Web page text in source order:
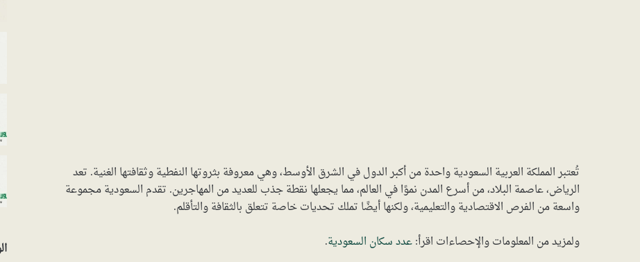
تُعتبر المملكة العربية السعودية واحدة من أكبر الدول في الشرق الأوسط، وهي معروفة بثروتها النفطية وثقافتها الغنية. تعد
الرياض، عاصمة البلاد، من أسرع المدن نموًا في العالم، مما يجعلها نقطة جذب للعديد من المهاجرين. تقدم السعودية مجموعة
واسعة من الفرص الاقتصادية والتعليمية، ولكنها أيضًا تملك تحديات خاصة تتعلق بالثقافة والتأقلم.
ولمزيد من المعلومات والإحصاءات اقرأ:عدد سكان السعودية.